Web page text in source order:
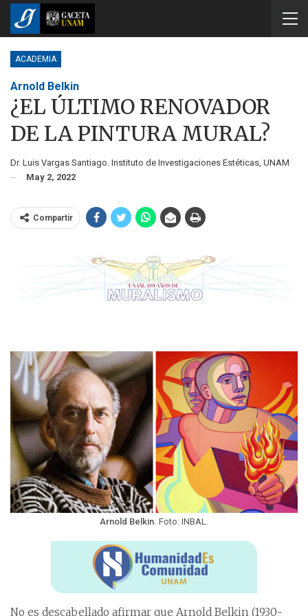
ACADEMIA
Arnold Belkin
¿EL ÚLTIMO RENOVADOR
DE LA PINTURA MURAL?
Dr. Luis Vargas Santiago. Instituto de Investigaciones Estéticas, UNAM
May 2, 2022
Compartir
Arnold Belkin. Foto: INBAL.
No es descabellado afirmar que Arnold Belkin (1930-